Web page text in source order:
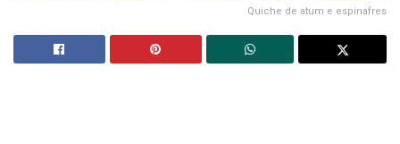
Quiche de atum e espinafres